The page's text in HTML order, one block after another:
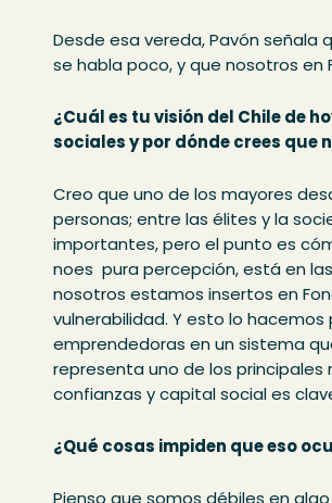
Desde esa vereda, Pavón señala
se habla poco, y que nosotros en
¿Cuál es tu visión del Chile de
sociales y por dónde crees que
Creo que uno de los mayores
personas; entre las élites y la
importantes, pero el punto es
noes pura percepción, está en
nosotros estamos insertos en
vulnerabilidad. Y esto lo
emprendedoras en un sistema
representa uno de los
confianzas y capital social es
¿Qué cosas impiden que eso
Pienso que somos débiles en